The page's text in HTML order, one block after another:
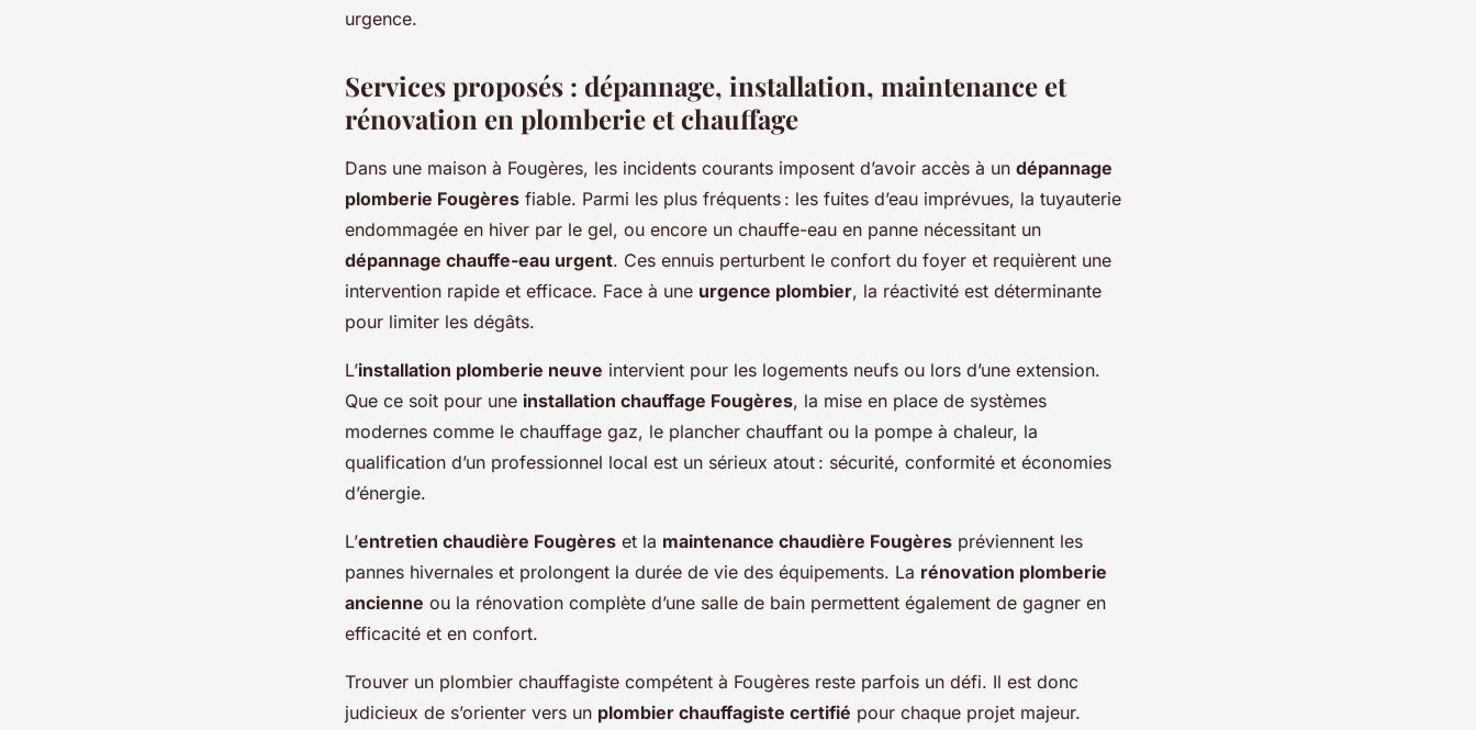
urgence.
Services proposés : dépannage, installation, maintenance et
rénovation en plomberie et chauffage
Dans une maison à Fougères, les incidents courants imposent d’avoir accès à un dépannage
plomberie Fougères fiable. Parmi les plus fréquents : les fuites d’eau imprévues, la tuyauterie
endommagée en hiver par le gel, ou encore un chauffe-eau en panne nécessitant un
dépannage chauffe-eau urgent. Ces ennuis perturbent le confort du foyer et requièrent une
intervention rapide et efficace. Face à une urgence plombier, la réactivité est déterminante
pour limiter les dégâts.
L’installation plomberie neuve intervient pour les logements neufs ou lors d’une extension.
Que ce soit pour une installation chauffage Fougères, la mise en place de systèmes
modernes comme le chauffage gaz, le plancher chauffant ou la pompe à chaleur, la
qualification d’un professionnel local est un sérieux atout : sécurité, conformité et économies
d’énergie.
L’entretien chaudière Fougères et la maintenance chaudière Fougères préviennent les
pannes hivernales et prolongent la durée de vie des équipements. La rénovation plomberie
ancienne ou la rénovation complète d’une salle de bain permettent également de gagner en
efficacité et en confort.
Trouver un plombier chauffagiste compétent à Fougères reste parfois un défi. Il est donc
judicieux de s’orienter vers un plombier chauffagiste certifié pour chaque projet majeur.